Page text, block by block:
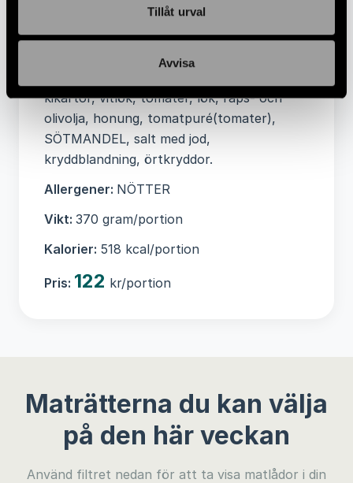
Tillåt urval
Avvisa
Energi 140 kcal, Fett 10 g, -varav Mättat
kikärtor, vitlök, tomater, lök, raps- och
olivolja, honung, tomatpuré(tomater),
SÖTMANDEL, salt med jod,
kryddblandning, örtkryddor.
Allergener: NÖTTER
Vikt: 370 gram/portion
Kalorier: 518 kcal/portion
Pris: 122 kr/portion
Maträtterna du kan välja
på den här veckan
Använd filtret nedan för att ta visa matlådor i din